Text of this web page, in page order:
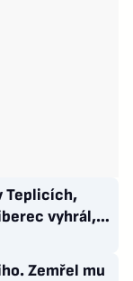
Teplicích,
vyhrál,
Zemřel mu